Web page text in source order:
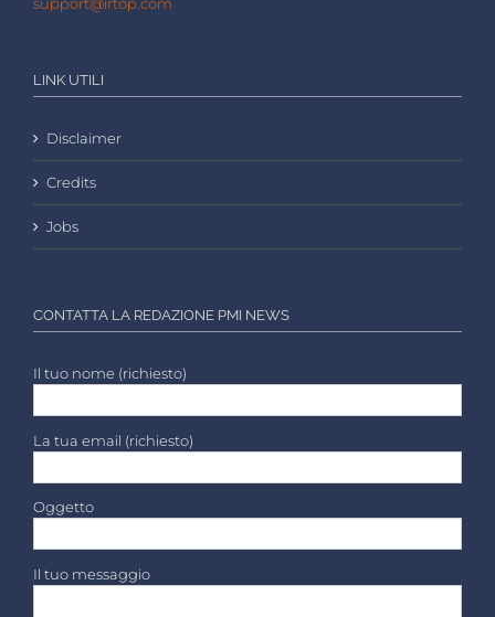
support@irtop.com
LINK UTILI
Disclaimer
Credits
Jobs
CONTATTA LA REDAZIONE PMI NEWS
Il tuo nome (richiesto)
La tua email (richiesto)
Oggetto
Il tuo messaggio